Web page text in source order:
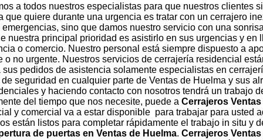
a todos nuestros especialistas para que nuestros clientes
quiere durante una urgencia es tratar con un cerrajero
sino que damos nuestro servicio con una
nuestra principal prioridad es asistirlo en sus urgencias y en
o comercio. Nuestro personal está siempre dispuesto a
no urgente. Nuestros servicios de cerrajería residencial
pedidos de asistencia solamente especialistas en
seguridad en cualquier parte de Ventas de Huelma y sus
y haciendo contacto con nosotros tendrá un trabajo
del tiempo que nos necesite, puede a Cerrajeros
y comercial va a estar disponible para trabajar para usted
están listos para completar rápidamente el trabajo in situ y
de puertas en Ventas de Huelma. Cerrajeros